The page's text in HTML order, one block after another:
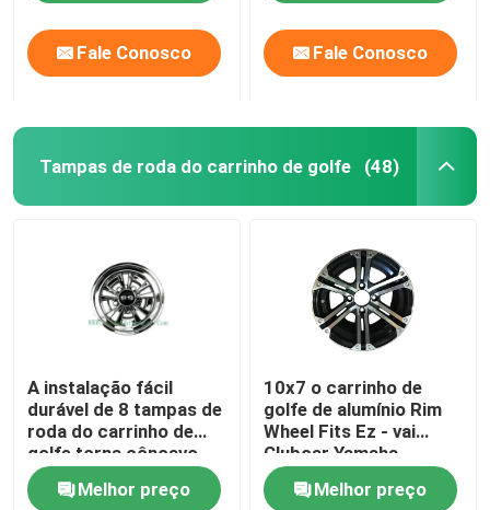
Fale Conosco Fale Conosco
Tampas de roda do carrinho de golfe (48)
A instalação fácil
durável de 8 tampas de
roda do carrinho de
golfe torna côncavo
profundamente o preto
brilhanteMelhor preço
10x7 o carrinho de
golfe de alumínio Rim
Wheel Fits Ez - vai
Clubcar Yamaha
Tomberlin Harley
Melhor preço